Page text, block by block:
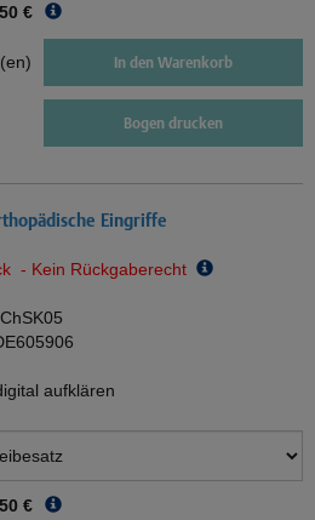
€
In den Warenkorb
Bogen drucken
Eingriffe
- Kein Rückgaberecht
ChSK05
aufklären
€